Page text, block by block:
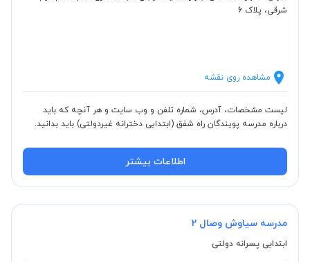
شرقی، پلاک 6
مشاهده روی نقشه
لیست مشخصات، آدرس، شماره تلفن و وب سایت و هر آنچه که باید
درباره مدرسه پویندگان راه شفق (ابتدایی دخترانه غیردولتی) باید بدانید.
اطلاعات بیشتر
مدرسه سیاوش وصال 2
ابتدایی پسرانه دولتی